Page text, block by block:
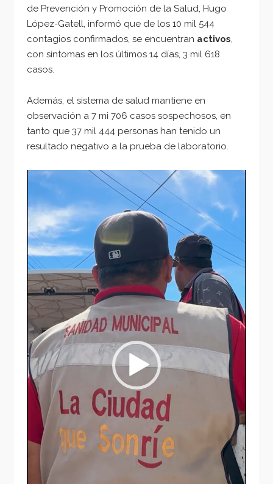
de Prevención y Promoción de la Salud, Hugo
López-Gatell, informó que de los 10 mil 544
contagios confirmados, se encuentran activos,
con síntomas en los últimos 14 días, 3 mil 618
casos.
Además, el sistema de salud mantiene en
observación a 7 mi 706 casos sospechosos, en
tanto que 37 mil 444 personas han tenido un
resultado negativo a la prueba de laboratorio.
Reproductor
vídeo